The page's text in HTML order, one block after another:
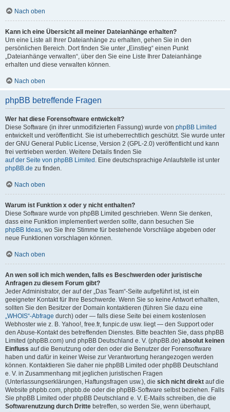
Nach oben
Kann ich eine Übersicht all meiner Dateianhänge erhalten?
Um eine Liste all Ihrer Dateianhänge zu erhalten, gehen Sie in den
persönlichen Bereich. Dort finden Sie unter „Einstieg“ einen Punkt
„Dateianhänge verwalten“, über den Sie eine Liste Ihrer Dateianhänge
erhalten und diese verwalten können.
Nach oben
phpBB betreffende Fragen
Wer hat diese Forensoftware entwickelt?
Diese Software (in ihrer unmodifizierten Fassung) wurde von phpBB Limited
entwickelt und veröffentlicht. Sie ist urheberrechtlich geschützt. Sie wurde unter
der GNU General Public License, Version 2 (GPL-2.0) veröffentlicht und kann
frei vertrieben werden. Weitere Details finden Sie
auf der Seite von phpBB Limited . Eine deutschsprachige Anlaufstelle ist unter
phpBB.de zu finden.
Nach oben
Warum ist Funktion x oder y nicht enthalten?
Diese Software wurde von phpBB Limited geschrieben. Wenn Sie denken,
dass eine Funktion implementiert werden sollte, dann besuchen Sie
phpBB Ideas, wo Sie Ihre Stimme für bestehende Vorschläge abgeben oder
neue Funktionen vorschlagen können.
Nach oben
An wen soll ich mich wenden, falls es Beschwerden oder juristische
Anfragen zu diesem Forum gibt?
Jeder Administrator, der auf der „Das Team“-Seite aufgeführt ist, ist ein
geeigneter Kontakt für Ihre Beschwerde. Wenn Sie so keine Antwort erhalten,
sollten Sie den Besitzer der Domain kontaktieren (führen Sie dazu eine
„WHOIS“-Abfrage durch) oder — falls diese Seite bei einem kostenlosen
Webhoster wie z. B. Yahoo!, free.fr, funpic.de usw. liegt — den Support oder
den Abuse-Kontakt des betreffenden Dienstes. Bitte beachten Sie, dass phpBB
Limited (phpBB.com) und phpBB Deutschland e. V. (phpBB.de) absolut keinen
Einfluss auf die Benutzung oder den oder die Benutzer der Forensoftware
haben und dafür in keiner Weise zur Verantwortung herangezogen werden
können. Kontaktieren Sie daher nie phpBB Limited oder phpBB Deutschland
e. V. in Zusammenhang mit jeglichen juristischen Fragen
(Unterlassungserklärungen, Haftungsfragen usw.), die sich nicht direkt auf die
Website phpbb.com, phpbb.de oder die phpBB-Software selbst beziehen. Falls
Sie phpBB Limited oder phpBB Deutschland e. V. E-Mails schreiben, die die
Softwarenutzung durch Dritte betreffen, so werden Sie, wenn überhaupt,